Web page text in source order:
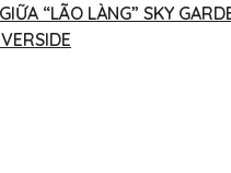
“LÃO LÀNG” SKY